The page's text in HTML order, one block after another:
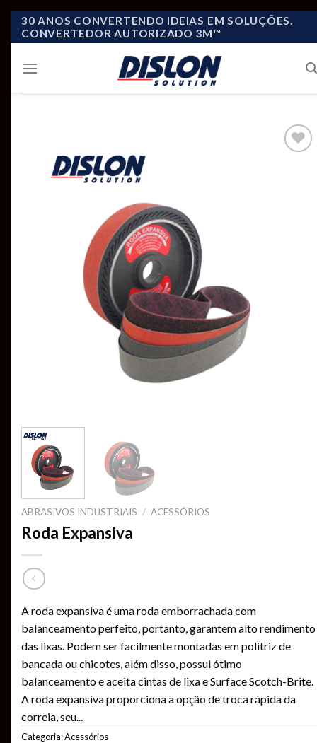
Skip
30 ANOS CONVERTENDO IDEIAS EM SOLUÇÕES.
CONVERTEDOR AUTORIZADO 3M™
ABRASIVOS INDUSTRIAIS / ACESSÓRIOS
Roda Expansiva
A roda expansiva é uma roda emborrachada com
balanceamento perfeito, portanto, garantem alto rendimento
das lixas. Podem ser facilmente montadas em politriz de
bancada ou chicotes, além disso, possui ótimo
balanceamento e aceita cintas de lixa e Surface Scotch-Brite.
A roda expansiva proporciona a opção de troca rápida da
correia, seu
Categoria:Acessórios